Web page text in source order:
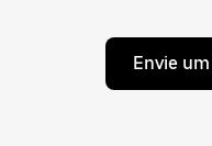
Envie